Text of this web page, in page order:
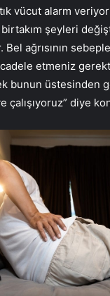
vücut alarm
birtakım şeyleri
ağrısının
etmeniz
bunun üstesinden
çalışıyoruz” diye